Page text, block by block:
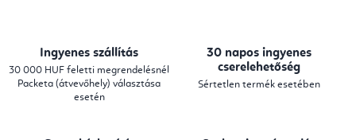
Ingyenes szállítás
30 000 HUF feletti megrendelésnél
Packeta (átvevőhely) választása
esetén
30 napos ingyenes
cserelehetőség
Sértetlen termék esetében